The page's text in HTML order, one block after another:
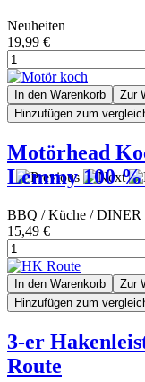
Neuheiten
19,99 €
In den Warenkorb
Zur
Hinzufügen zum
Motörhead
Lemmy 100
BBQ / Küche / DINER
15,49 €
In den Warenkorb
Zur
Hinzufügen zum
3-er
Route